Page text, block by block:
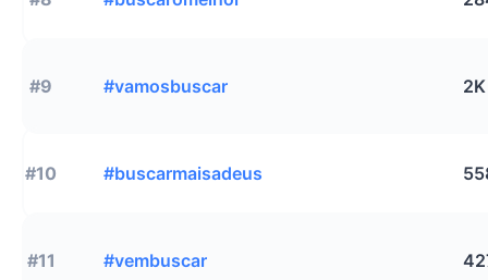
#9 #vamosbuscar 2K
#10 #buscarmaisadeus
#11 #vembuscar